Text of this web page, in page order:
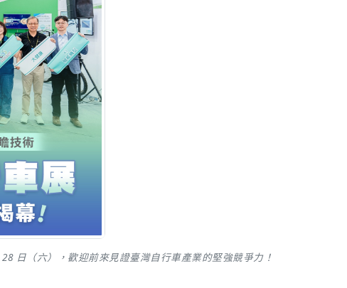
日（六），歡迎前來見證臺灣自行車產業的堅強競爭力！